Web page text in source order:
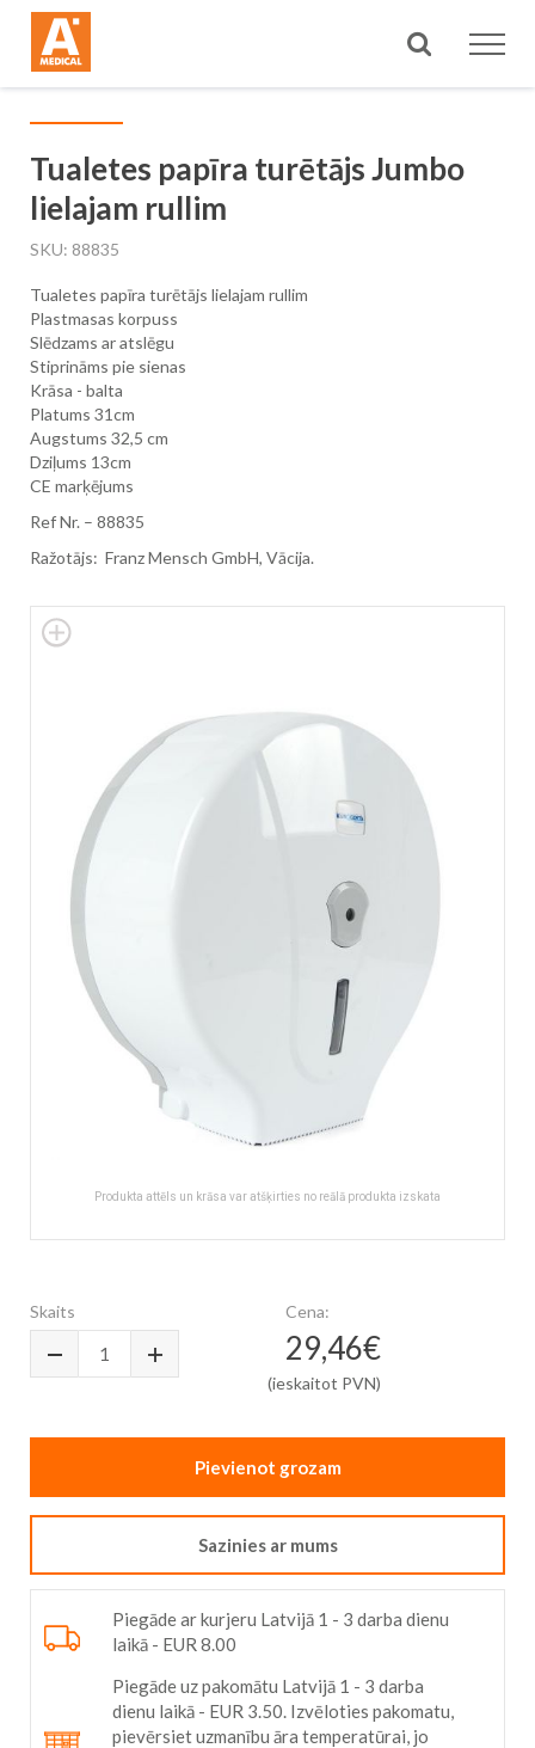
Meklēt
Tualetes papīra turētājs Jumbo
lielajam rullim
SKU 88835
Tualetes papīra turētājs lielajam rullim
Plastmasas korpuss
Slēdzams ar atslēgu
Stiprināms pie sienas
Krāsa - balta
Platums 31cm
Augstums 32,5 cm
Dziļums 13cm
CE marķējums
Ref Nr. – 88835
Ražotājs: Franz Mensch GmbH, Vācija.
Skaits Cena:
29,46€
(ieskaitot PVN)
Pievienot grozam
Sazinies ar mums
Piegāde ar kurjeru Latvijā 1 - 3 darba dienu
laikā - EUR 8.00
Piegāde uz pakomātu Latvijā 1 - 3 darba
dienu laikā - EUR 3.50. Izvēloties pakomatu,
pievērsiet uzmanību āra temperatūrai, jo
Skip
to
Produkta attēls un krāsa var atšķirties no reālā produkta izskata
beginning